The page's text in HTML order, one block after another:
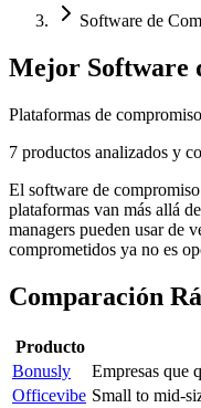
Software de
Mejor Software
Plataformas de
7 productos analizados y
El software de
plataformas van más allá
managers pueden usar de
comprometidos ya no es
Comparación
Producto
Bonusly
Empresas que
Officevibe Small to mid-